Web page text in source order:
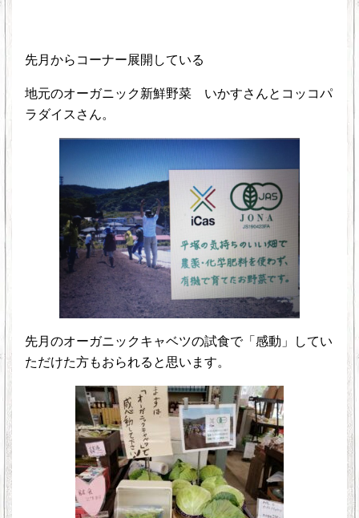
先月からコーナー展開している
地元のオーガニック新鮮野菜 いかすさんとコッコパ
ラダイスさん。
先月のオーガニックキャベツの試食で「感動」してい
ただけた方もおられると思います。